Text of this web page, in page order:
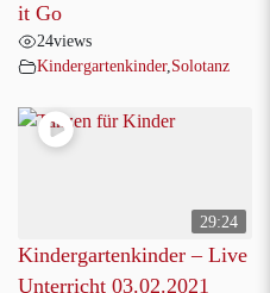
it Go
24views
Kindergartenkinder, Solotanz
29:24
Kindergartenkinder – Live
Unterricht 03.02.2021